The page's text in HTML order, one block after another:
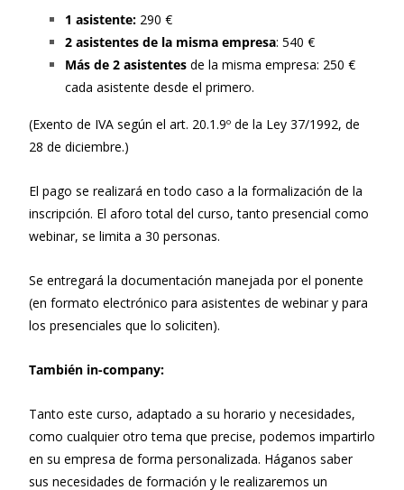
1 asistente: 290 €
2 asistentes de la misma empresa: 540 €
Más de 2 asistentes de la misma empresa: 250 €
cada asistente desde el primero.
(Exento de IVA según el art. 20.1.9º de la Ley 37/1992, de
28 de diciembre.)
El pago se realizará en todo caso a la formalización de la
inscripción. El aforo total del curso, tanto presencial como
webinar, se limita a 30 personas.
Se entregará la documentación manejada por el ponente
(en formato electrónico para asistentes de webinar y para
los presenciales que lo soliciten).
También in-company:
Tanto este curso, adaptado a su horario y necesidades,
como cualquier otro tema que precise, podemos impartirlo
en su empresa de forma personalizada. Háganos saber
sus necesidades de formación y le realizaremos un